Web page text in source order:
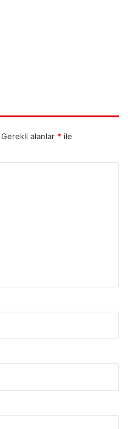
Gerekli alanlar * ile